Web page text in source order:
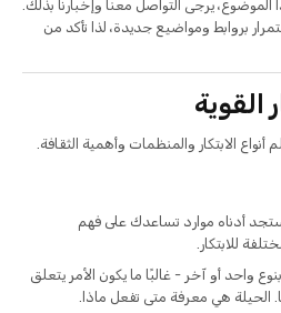
يرجى التواصل معنا وإخبارنا بذلك.
بروابط ومواضيع جديدة، لذا تأكد من
القوية
الابتكار والمنظمات وأهمية الثقافة.
ستجد أدناه موارد تساعدك على فهم
للابتكار.
بنوع واحد أو آخر - غالبًا ما يكون الأمر يتعلق
الحيلة هي معرفة متى تفعل ماذا.